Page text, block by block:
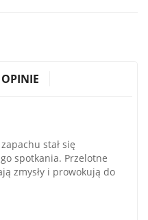
stał się
spotkania. Przelotne
zmysły i prowokują do